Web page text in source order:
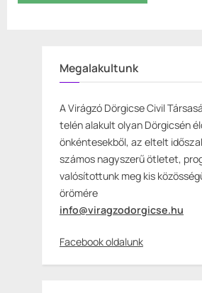
Megalakultunk
A Virágzó Dörgicse Civil
telén alakult olyan Dörgicsén
önkéntesekből, az eltelt
számos nagyszerű ötletet,
valósítottunk meg kis
örömére
info@viragzodorgicse.hu
Facebook oldalunk